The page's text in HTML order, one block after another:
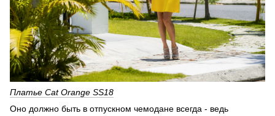
Платье Cat Orange SS18
Оно должно быть в отпускном чемодане всегда - ведь